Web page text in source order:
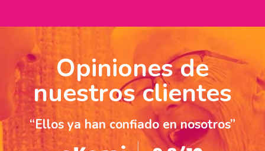
Opiniones de
nuestros clientes
“Ellos ya han confiado en nosotros”